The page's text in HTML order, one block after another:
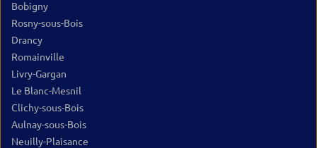
Bobigny
Rosny-sous-Bois
Drancy
Romainville
Livry-Gargan
Le Blanc-Mesnil
Clichy-sous-Bois
Aulnay-sous-Bois
Neuilly-Plaisance